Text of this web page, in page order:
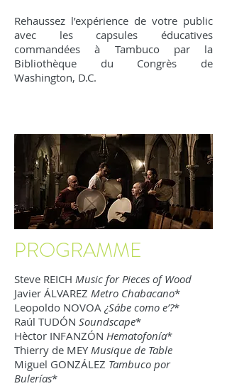
Rehaussez l’expérience de votre public
avec les capsules éducatives
commandées à Tambuco par la
Bibliothèque du Congrès de
Washington, D.C.
PROGRAMME
Steve REICH Music for Pieces of Wood
Javier ÁLVAREZ Metro Chabacano*
Leopoldo NOVOA ¿Sábe como e’?*
Raúl TUDÓN Soundscape*
Hèctor INFANZÓN Hematofonía*
Thierry de MEYMusique de Table
Miguel GONZÁLEZ Tambuco por
Bulerías*